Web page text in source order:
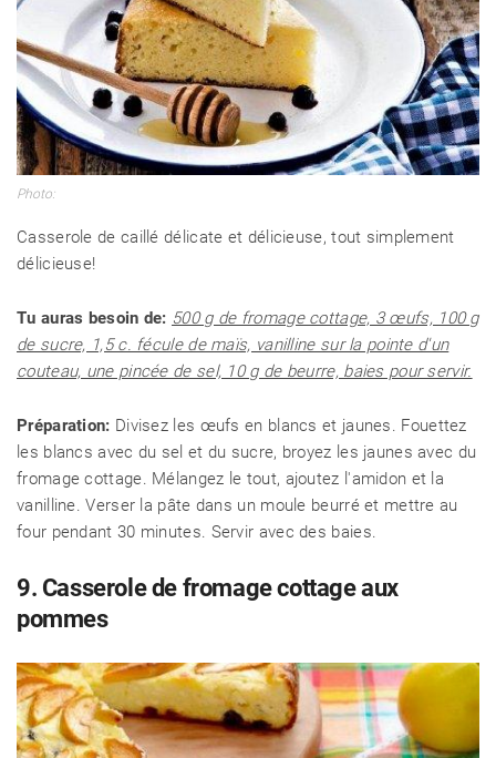
Photo:
Casserole de caillé délicate et délicieuse, tout simplement
délicieuse!
Tu auras besoin de: 500 g de fromage cottage, 3 œufs, 100 g
de sucre, 1,5 c. fécule de maïs, vanilline sur la pointe d'un
couteau, une pincée de sel, 10 g de beurre, baies pour servir.
Préparation: Divisez les œufs en blancs et jaunes. Fouettez
les blancs avec du sel et du sucre, broyez les jaunes avec du
fromage cottage. Mélangez le tout, ajoutez l'amidon et la
vanilline. Verser la pâte dans un moule beurré et mettre au
four pendant 30 minutes. Servir avec des baies.
9. Casserole de fromage cottage aux
pommes